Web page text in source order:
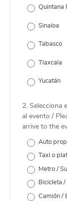
Quintana
Sinaloa
Tabasco
Tlaxcala
Yucatán
2. Selecciona
al evento /
arrive to the
Auto
Taxi o
Metro /
Bicicleta
Camión /